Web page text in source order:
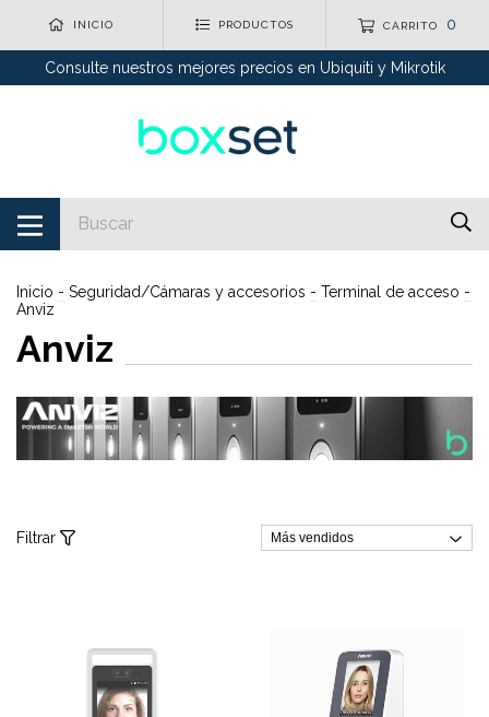
INICIO PRODUCTOS CARRITO 0
Consulte nuestros mejores precios en Ubiquiti y Mikrotik
Inicio - Seguridad/Cámaras y accesorios - Terminal de acceso -
Anviz
Anviz
Filtrar